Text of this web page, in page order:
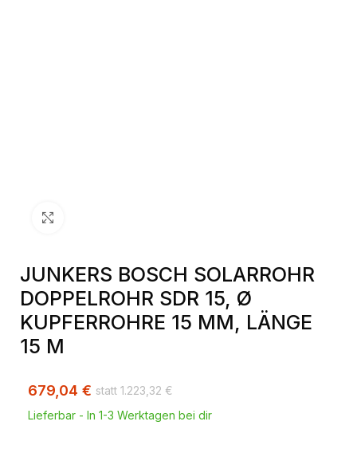
JUNKERS BOSCH SOLARROHR
DOPPELROHR SDR 15, Ø
KUPFERROHRE 15 MM, LÄNGE
15 M
1.223,32 €
679,04 €
Lieferbar - In 1-3 Werktagen bei dir